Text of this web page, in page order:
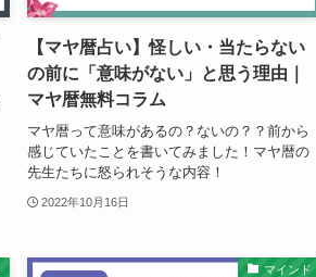
【マヤ暦占い】怪しい・当たらない
の前に「意味がない」と思う理由｜
マヤ暦無料コラム
マヤ暦って意味があるの？ないの？？前から
感じていたことを書いてみました！マヤ暦の
先生たちに怒られそうな内容！
2022年10月16日
マインド